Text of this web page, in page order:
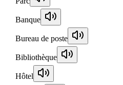
Banque
Bureau de poste
Bibliothèque
Hôtel